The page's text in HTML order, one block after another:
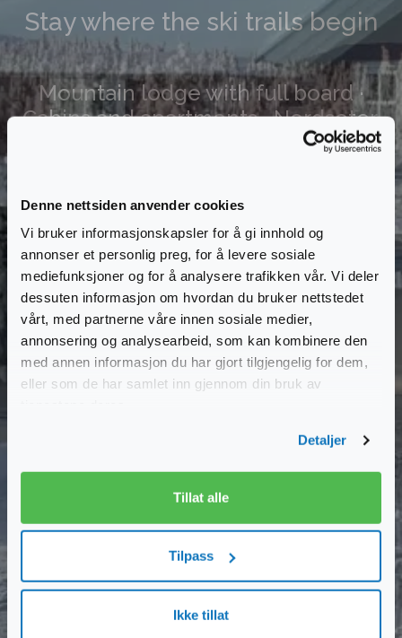
Denne nettsiden anvender cookies
Vi bruker informasjonskapsler for å gi innhold og
annonser et personlig preg, for å levere sosiale
mediefunksjoner og for å analysere trafikken vår. Vi deler
dessuten informasjon om hvordan du bruker nettstedet
vårt, med partnerne våre innen sosiale medier,
annonsering og analysearbeid, som kan kombinere den
med annen informasjon du har gjort tilgjengelig for dem,
eller som de har samlet inn gjennom din bruk av
Detaljer
Tillat alle
Tilpass
Ikke tillat
Stay where the ski trails begin
Mountain lodge with full board ·
Cabins and apartments · Nordseter,
See winter packages 2026/2027